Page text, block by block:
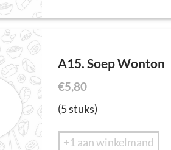
A15. Soep Wonton
€5,80
(5 stuks)
+1 aan winkelmand